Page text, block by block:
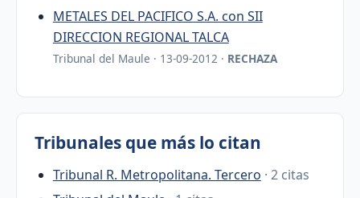
METALES DEL PACIFICO S.A. con SII
DIRECCION REGIONAL TALCA
Tribunal del Maule · 13-09-2012 · RECHAZA
Tribunales que más lo citan
Tribunal R. Metropolitana. Tercero · 2 citas